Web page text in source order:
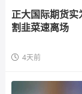
正大国际期货
割韭菜速离场
4天前